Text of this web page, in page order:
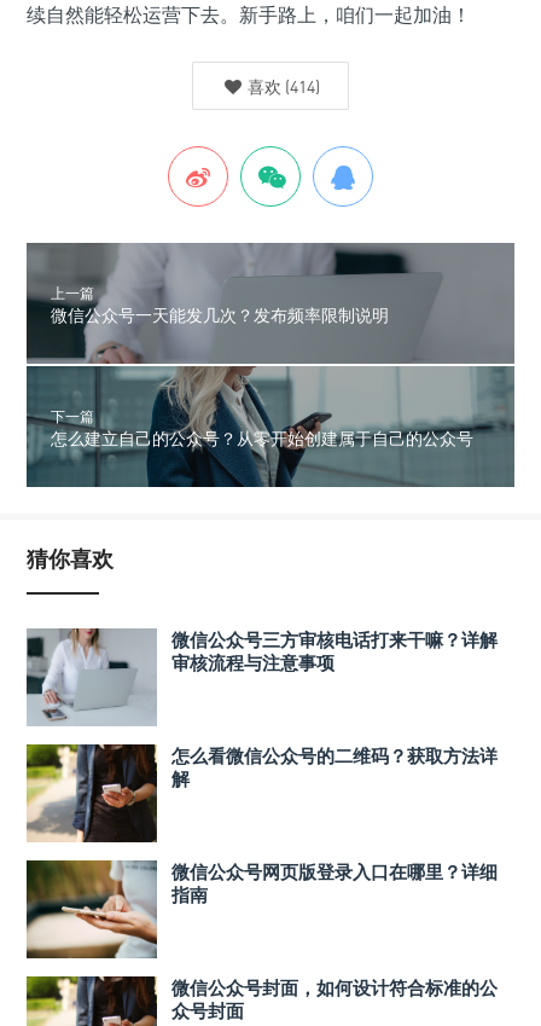
续自然能轻松运营下去。新手路上，咱们一起加油！
喜欢 (414)
上一篇
微信公众号一天能发几次？发布频率限制说明
下一篇
怎么建立自己的公众号？从零开始创建属于自己的公众号
猜你喜欢
微信公众号三方审核电话打来干嘛？详解
审核流程与注意事项
怎么看微信公众号的二维码？获取方法详
解
微信公众号网页版登录入口在哪里？详细
指南
微信公众号封面，如何设计符合标准的公
众号封面